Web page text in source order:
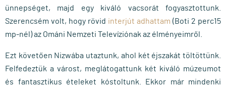
ünnepséget, majd egy kiváló vacsorát fogyasztottunk.
Szerencsém volt, hogy rövid interjút adhattam (Boti 2 perc15
mp-nél) az Ománi Nemzeti Televíziónak az élményeimről.
Ezt követően Nizwába utaztunk, ahol két éjszakát töltöttünk.
Felfedeztük a várost, meglátogattunk két kiváló múzeumot
és fantasztikus ételeket kóstoltunk. Ekkor már mindenki